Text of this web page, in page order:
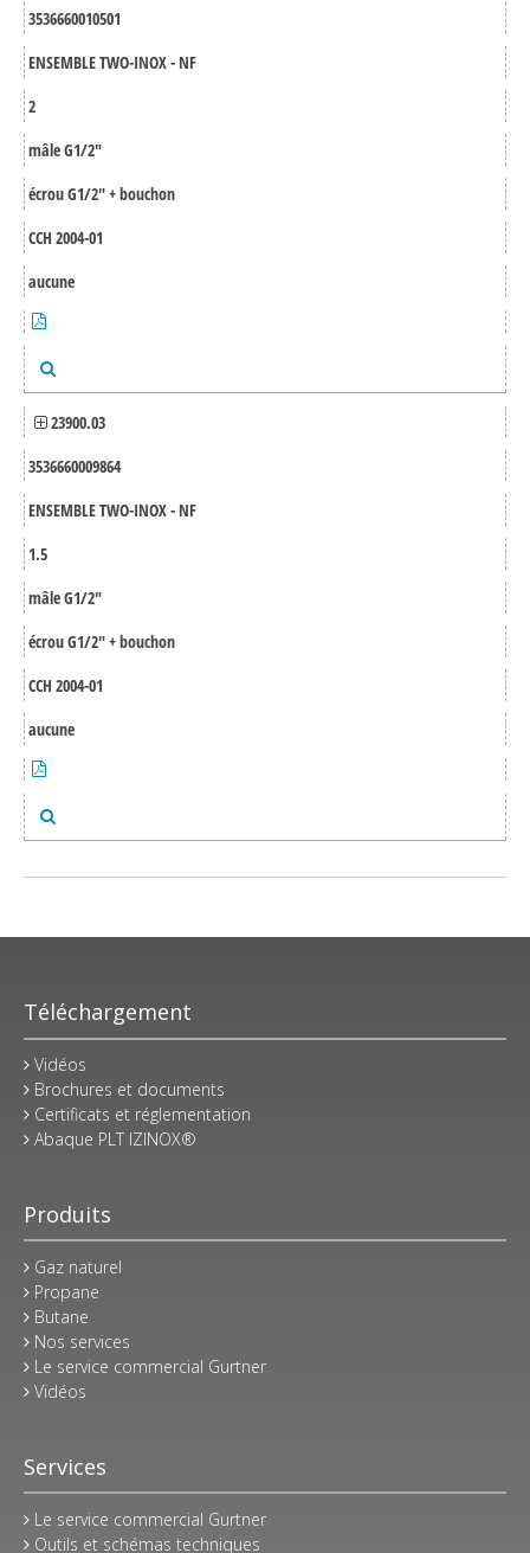
3536660010501
ENSEMBLE TWO-INOX - NF
2
mâle G1/2"
écrou G1/2" + bouchon
CCH 2004-01
aucune
23900.03
3536660009864
ENSEMBLE TWO-INOX - NF
1.5
mâle G1/2"
écrou G1/2" + bouchon
CCH 2004-01
aucune
Téléchargement
Vidéos
Brochures et documents
Certificats et réglementation
Abaque PLT IZINOX®
Produits
Gaz naturel
Propane
Butane
Nos services
Le service commercial Gurtner
Vidéos
Services
Le service commercial Gurtner
Outils et schémas techniques